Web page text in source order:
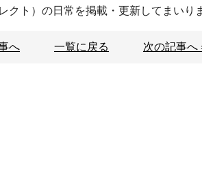
ト）の日常を掲載・更新してまいり
へ 一覧に戻る 次の記事へ